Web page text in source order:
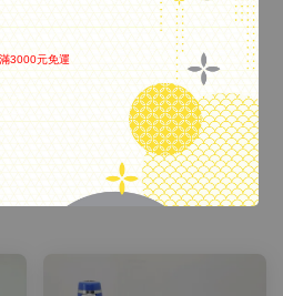
滿3000元免運